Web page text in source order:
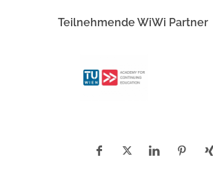
Teilnehmende WiWi Partner